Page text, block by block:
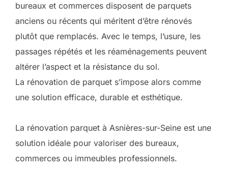
bureaux et commerces disposent de parquets
anciens ou récents qui méritent d’être rénovés
plutôt que remplacés. Avec le temps, l’usure, les
passages répétés et les réaménagements peuvent
altérer l’aspect et la résistance du sol.
La rénovation de parquet s’impose alors comme
une solution efficace, durable et esthétique.
La rénovation parquet à Asnières-sur-Seine est une
solution idéale pour valoriser des bureaux,
commerces ou immeubles professionnels.